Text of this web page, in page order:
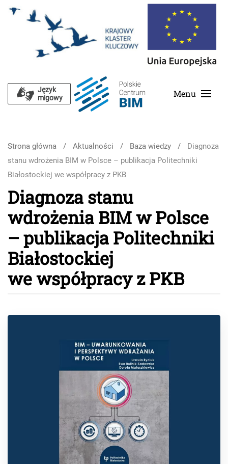
Skip to main content
Język
migowy
Menu
Strona główna Aktualności Baza wiedzy
Diagnoza
stanu wdrożenia BIM w Polsce – publikacja Politechniki
Białostockiej we współpracy z PKB
Diagnoza stanu
wdrożenia BIM w Polsce
– publikacja Politechniki
Białostockiej
we współpracy z PKB